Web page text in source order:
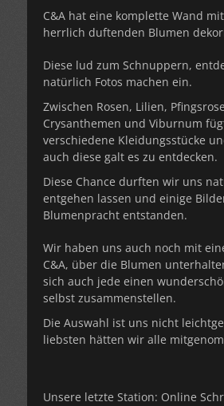
C&A hat eine komplette Wand
herrlich duftenden Blumen
Diese lud zum Schnuppern,
natürlich Fotos machen ein.
Zwischen Rosen, Lilien,
Crysanthemen und Viburnum
verschiedene Kleidungsstücke
auch diese galt es zu entdecken.
Diese Chance durften wir uns
entgehen lassen und einige
Blumenpracht entstanden.
Wir haben uns auch noch mit
C&A, über die Blumen
sich auch jede einen
selbst zusammenstellen.
Die Auswahl ist uns nicht
liebsten hätten wir alle
Unsere letzte Station: Online